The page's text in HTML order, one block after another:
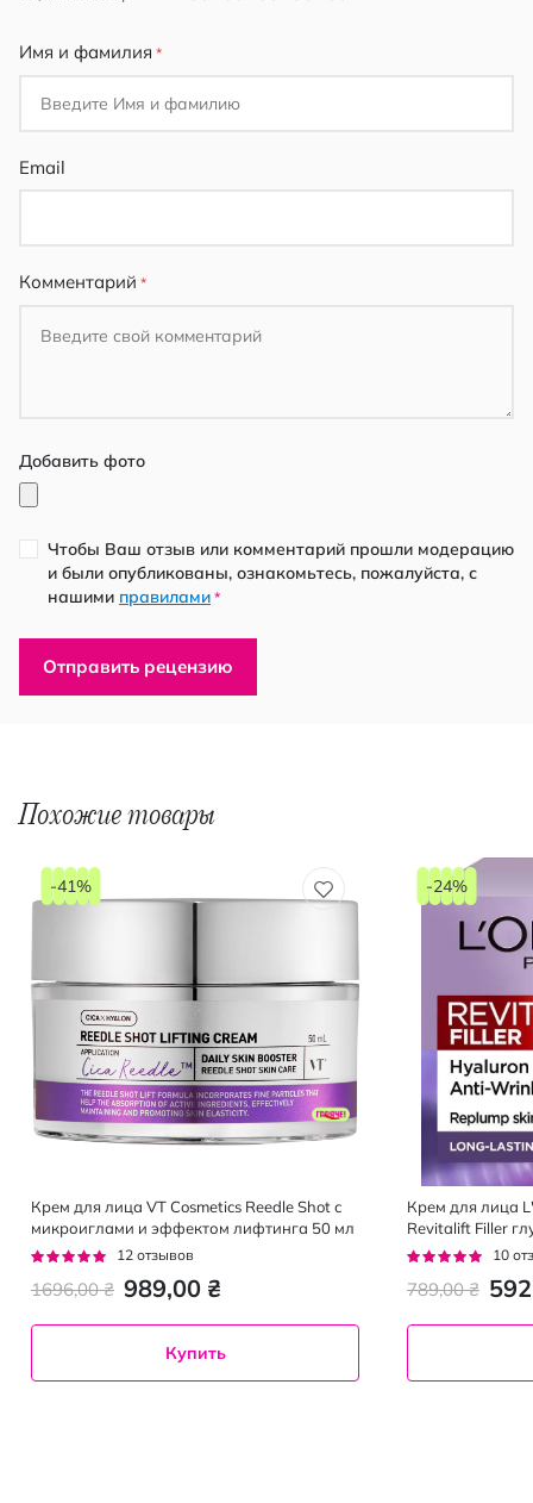
Имя и фамилия
Email
Комментарий
Добавить фото
Чтобы Ваш отзыв или комментарий прошли модерацию
и были опубликованы, ознакомьтесь, пожалуйста, с
нашими правилами *
Отправить рецензию
Похожие товары
Крем для лица VT Cosmetics Reedle Shot с
микроиглами и эффектом лифтинга 50 мл
Рейтинг:
12 отзывов
989,00 ₴
1696,00 ₴
-41%
Купить
Крем для лица
Revitalift Filler
дневной 40+
Рейтинг:
10
789,00 ₴
-24%